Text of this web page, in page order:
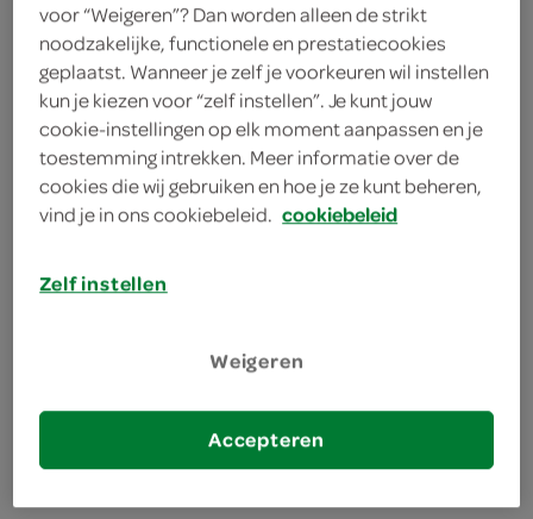
1 theelepel vanille-essence
4 eetlepels witte basterdsuiker
200 gram roomkaas
300 milliliter Griekse yoghurt
bereiden
voor “Weigeren”? Dan worden alleen de strikt
noodzakelijke, functionele en prestatiecookies
geplaatst. Wanneer je zelf je voorkeuren wil instellen
kun je kiezen voor “zelf instellen”. Je kunt jouw
cookie-instellingen op elk moment aanpassen en je
toestemming intrekken. Meer informatie over de
cookies die wij gebruiken en hoe je ze kunt beheren,
vind je in ons cookiebeleid. cookiebeleid
Zelf instellen
Weigeren
Accepteren